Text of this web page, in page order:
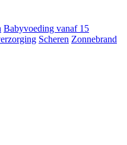
Babyvoeding vanaf 15
Scheren Zonnebrand